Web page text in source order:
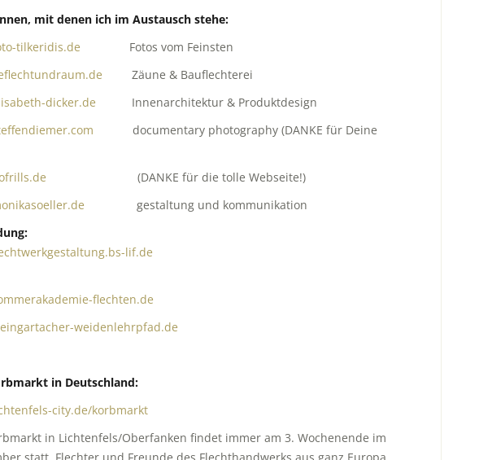
mit denen ich im Austausch stehe:
tilkeridis.de
Fotos vom Feinsten
Zäune & Bauflechterei
dicker.de Innenarchitektur & Produktdesign
documentary photography (DANKE für Deine
(DANKE für die tolle Webseite!)
gestaltung und kommunikation
lif.de
flechten.de
weidenlehrpfad.de
in Deutschland:
city.de/korbmarkt
in Lichtenfels/Oberfanken findet immer am 3. Wochenende im